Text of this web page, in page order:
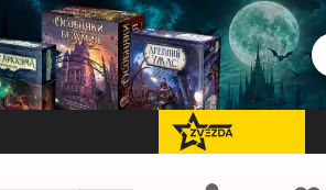
перейти на Zvezda